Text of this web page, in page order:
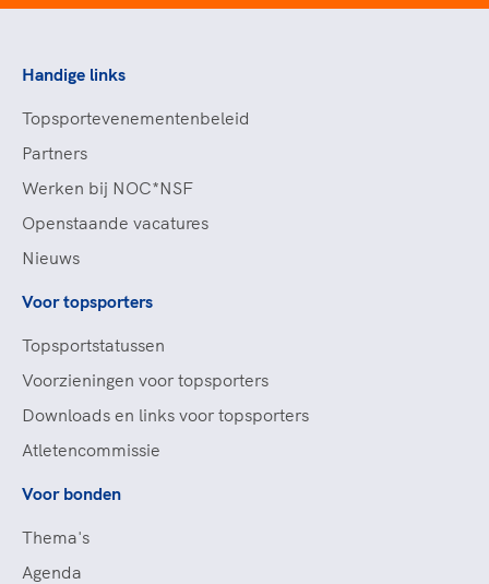
Handige links
Topsportevenementenbeleid
Partners
Werken bij NOC*NSF
Openstaande vacatures
Nieuws
Voor topsporters
Topsportstatussen
Voorzieningen voor topsporters
Downloads en links voor topsporters
Atletencommissie
Voor bonden
Thema's
Agenda